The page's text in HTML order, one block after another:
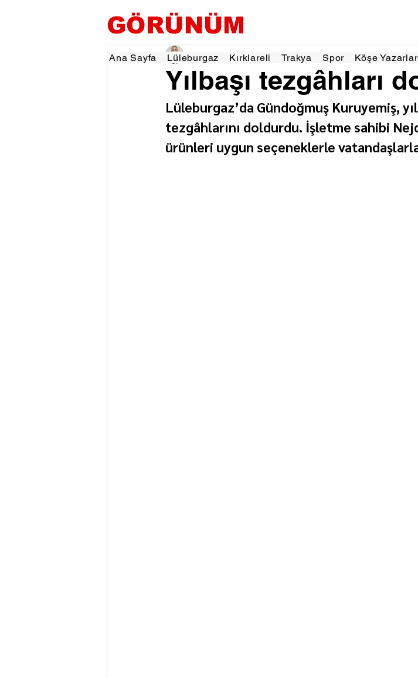
GÖRÜNÜM
Ana Sayfa Lüleburgaz Kırklareli Trakya Spor Köşe
Yılbaşı tezgâhları
Hamza Dalgıç 16 Ara 20251 dakikada okunur
Lüleburgaz’da Gündoğmuş Kuruyemiş,
tezgâhlarını doldurdu. İşletme sahibi
ürünleri uygun seçeneklerle